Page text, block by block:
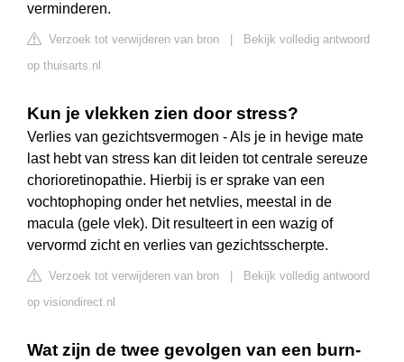
verminderen.
Verzoek tot verwijderen van bron
Bekijk volledig antwoord
op thuisarts.nl
Kun je vlekken zien door stress?
Verlies van gezichtsvermogen - Als je in hevige mate
last hebt van stress kan dit leiden tot centrale sereuze
chorioretinopathie. Hierbij is er sprake van een
vochtophoping onder het netvlies, meestal in de
macula (gele vlek). Dit resulteert in een wazig of
vervormd zicht en verlies van gezichtsscherpte.
Verzoek tot verwijderen van bron
Bekijk volledig antwoord
op visiondirect.nl
Wat zijn de twee gevolgen van een burn-